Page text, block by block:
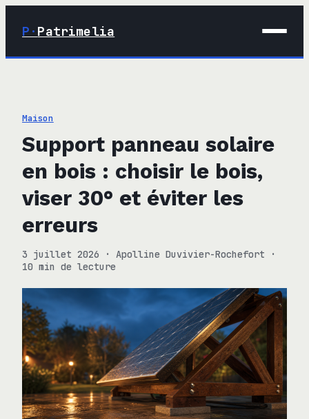
P· Patrimelia
03 · Immobilier
04 · Finance
Maison
Support panneau solaire
en bois : choisir le bois,
viser 30° et éviter les
erreurs
3 juillet 2026 · Apolline Duvivier-Rochefort
·
10 min de lecture